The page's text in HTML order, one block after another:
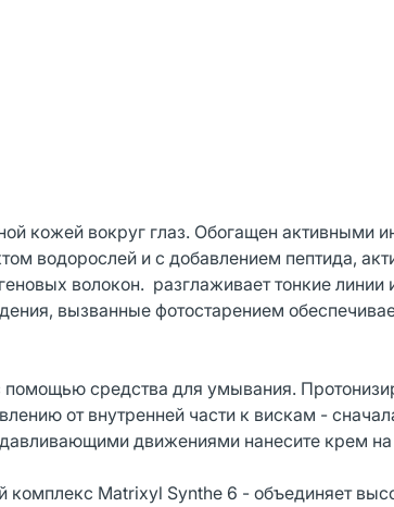
кожей вокруг глаз. Обогащен активными
водорослей и с добавлением пептида,
волокон. разглаживает тонкие
вызванные фотостарением
средства для умывания.
от внутренней части к вискам -
движениями нанесите крем
Matrixyl Synthe 6 - объединяет